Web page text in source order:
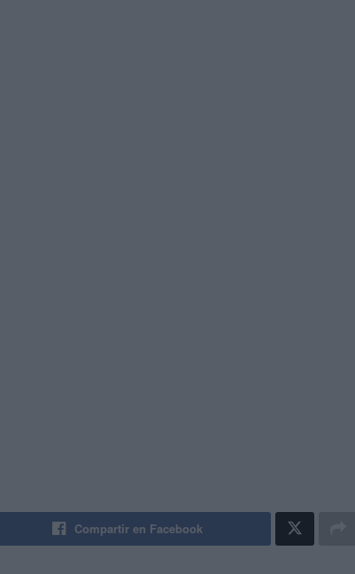
Compartir en Facebook